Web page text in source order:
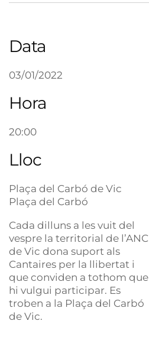
Data
03/01/2022
Hora
20:00
Lloc
Plaça del Carbó de Vic
Plaça del Carbó
Cada dilluns a les vuit del
vespre la territorial de l’ANC
de Vic dona suport als
Cantaires per la llibertat i
que conviden a tothom que
hi vulgui participar. Es
troben a la Plaça del Carbó
de Vic.